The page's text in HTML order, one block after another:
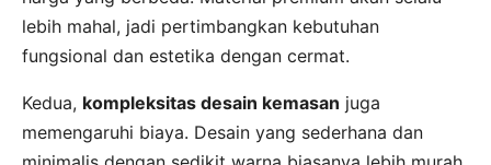
lebih mahal, jadi pertimbangkan kebutuhan
fungsional dan estetika dengan cermat.
Kedua, kompleksitas desain kemasan juga
memengaruhi biaya. Desain yang sederhana dan